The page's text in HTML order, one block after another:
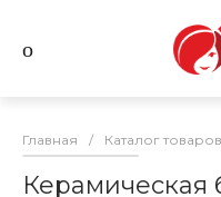
Главная / Каталог товаров
Керамическая